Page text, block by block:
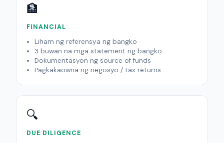
🏦
FINANCIAL
Liham ng referensya ng bangko
3 buwan na mga statement ng bangko
Dokumentasyon ng source of funds
Pagkakaowna ng negosyo / tax returns
🔍
DUE DILIGENCE